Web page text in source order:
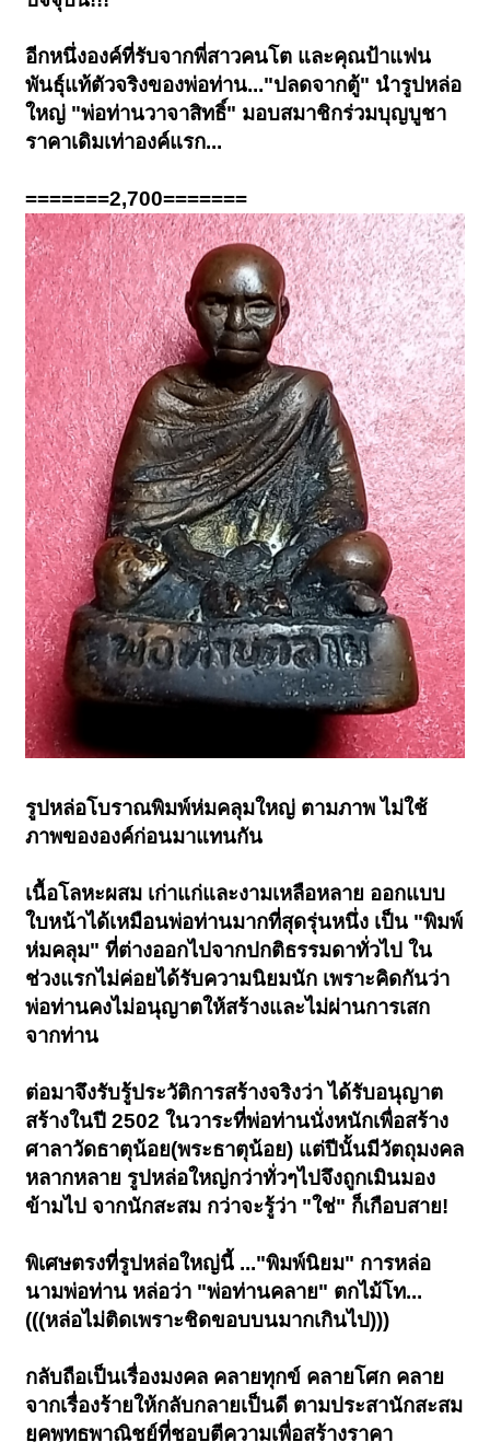
อีกหนึ่งองค์ที่รับจากพี่สาวคนโต และคุณป้าแฟน
พันธุ์แท้ตัวจริงของพ่อท่าน..."ปลดจากตู้" นำรูปหล่อ
ใหญ่ "พ่อท่านวาจาสิทธิ์" มอบสมาชิกร่วมบุญบูชา
ราคาเดิมเท่าองค์แรก...
=======2,700=======
รูปหล่อโบราณพิมพ์ห่มคลุมใหญ่ ตามภาพ ไม่ใช้
ภาพขององค์ก่อนมาแทนกัน
เนื้อโลหะผสม เก่าแก่และงามเหลือหลาย ออกแบบ
ใบหน้าได้เหมือนพ่อท่านมากที่สุดรุ่นหนึ่ง เป็น "พิมพ์
ห่มคลุม" ที่ต่างออกไปจากปกติธรรมดาทั่วไป ใน
ช่วงแรกไม่ค่อยได้รับความนิยมนัก เพราะคิดกันว่า
พ่อท่านคงไม่อนุญาตให้สร้างและไม่ผ่านการเสก
จากท่าน
ต่อมาจึงรับรู้ประวัติการสร้างจริงว่า ได้รับอนุญาต
สร้างในปี 2502 ในวาระที่พ่อท่านนั่งหนักเพื่อสร้าง
ศาลาวัดธาตุน้อย(พระธาตุน้อย) แต่ปีนั้นมีวัตถุมงคล
หลากหลาย รูปหล่อใหญ่กว่าทั่วๆไปจึงถูกเมินมอง
ข้ามไป จากนักสะสม กว่าจะรู้ว่า "ใช่" ก็เกือบสาย!
พิเศษตรงที่รูปหล่อใหญ่นี้ ..."พิมพ์นิยม" การหล่อ
นามพ่อท่าน หล่อว่า "พ่อท่านคลาย" ตกไม้โท...
(((หล่อไม่ติดเพราะชิดขอบบนมากเกินไป)))
กลับถือเป็นเรื่องมงคล คลายทุกข์ คลายโศก คลาย
จากเรื่องร้ายให้กลับกลายเป็นดี ตามประสานักสะสม
ยุคพุทธพาณิชย์ที่ชอบตีความเพื่อสร้างราคา